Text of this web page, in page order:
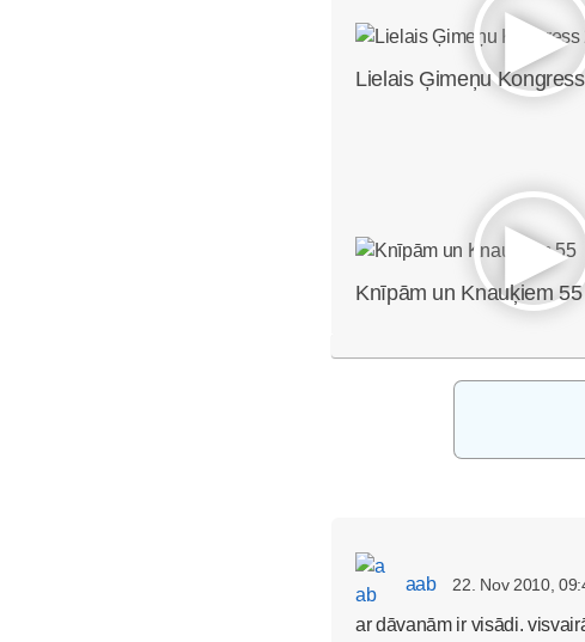
Lielais Ģimeņu
Knīpām un Knauķiem 55
aab 22. Nov 2010,
ar dāvanām ir visādi.